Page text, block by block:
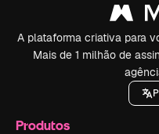
A plataforma criativa para
Mais de 1 milhão de
Produtos